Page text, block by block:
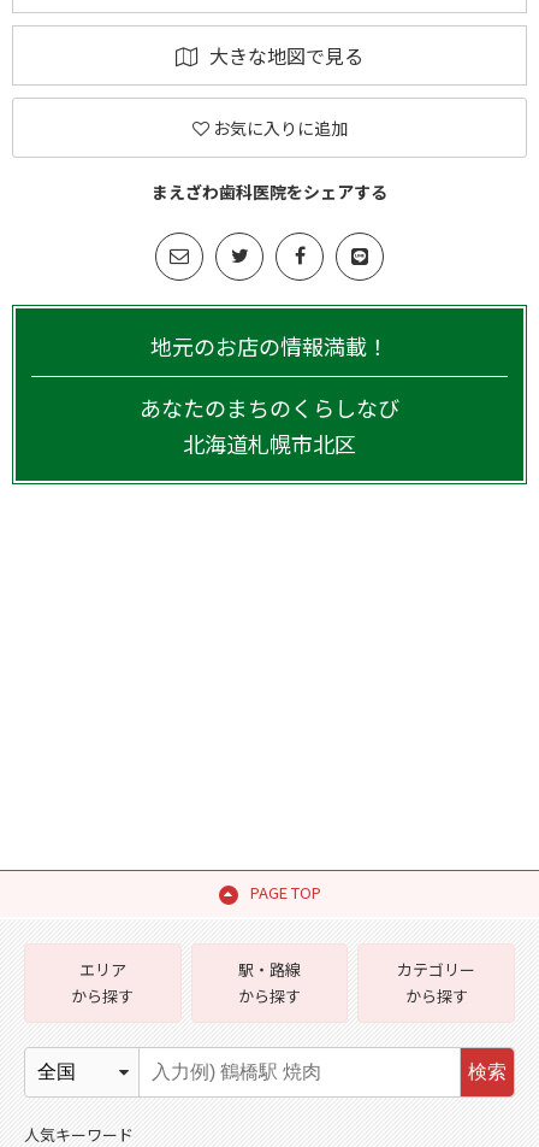
大きな地図で見る
お気に入りに追加
まえざわ歯科医院をシェアする
地元のお店の情報満載！
あなたのまちのくらしなび
北海道札幌市北区
PAGE TOP
エリア
から探す
駅・路線
から探す
カテゴリー
から探す
検索
人気キーワード